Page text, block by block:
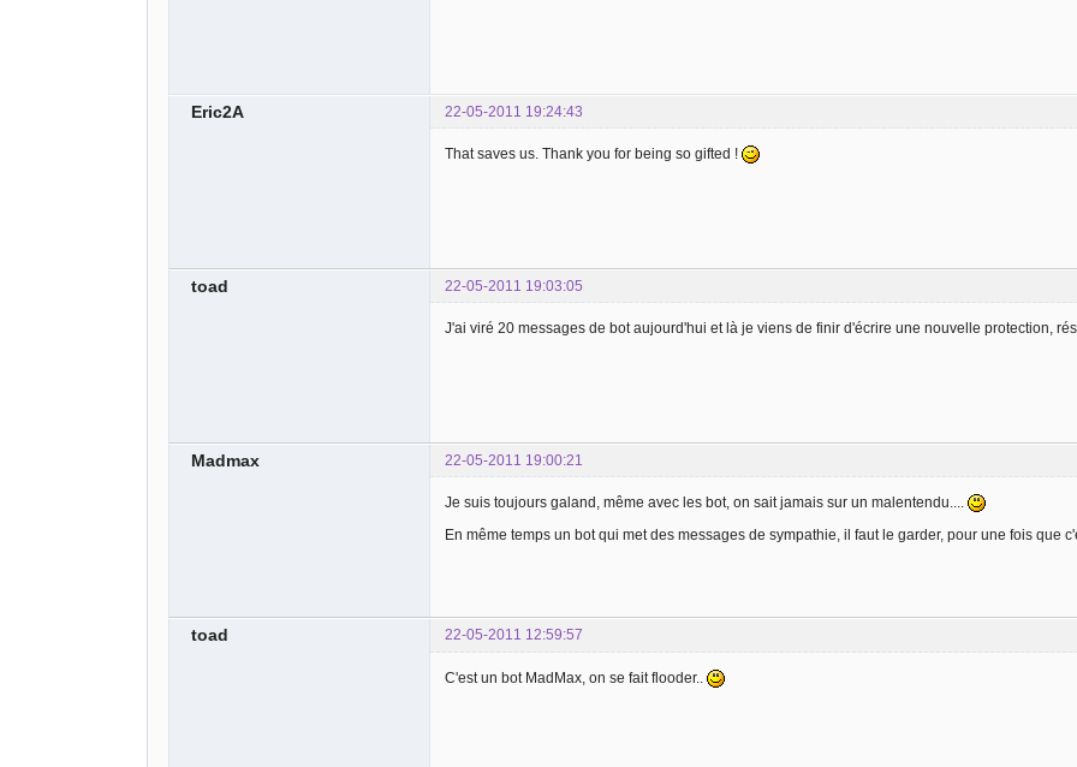
Eric2A 22-05-2011 19:24:43
That saves us. Thank you for being so gifted !
toad 22-05-2011 19:03:05
J'ai viré 20 messages de bot aujourd'hui et là je viens de finir d'écrire une nouvelle protection,
Madmax 22-05-2011 19:00:21
Je suis toujours galand, même avec les bot, on sait jamais sur un malentendu....
En même temps un bot qui met des messages de sympathie, il faut le garder, pour une fois que
toad 22-05-2011 12:59:57
C'est un bot MadMax, on se fait flooder..